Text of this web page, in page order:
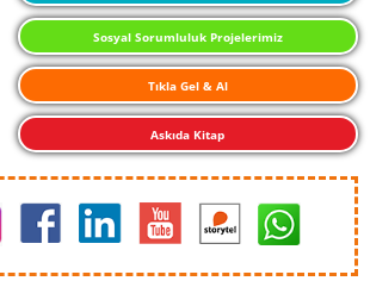
Sosyal Sorumluluk Projelerimiz
Tıkla Gel & Al
Askıda Kitap